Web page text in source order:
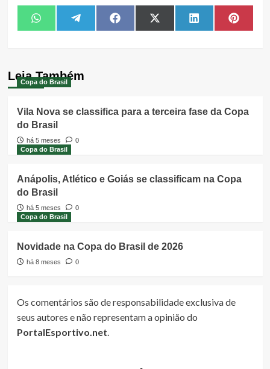
Share
on
WhatsAppShare
on
TelegramShare
on
FacebookShare
on
X
(Twitter)
Share
on
LinkedIn Share
on
Leia Também
Copa do Brasil
Vila Nova se classifica para a terceira fase da Copa
do Brasil
há 5 meses
0
Copa do Brasil
Anápolis, Atlético e Goiás se classificam na Copa
do Brasil
há 5 meses
0
Copa do Brasil
Novidade na Copa do Brasil de 2026
há 8 meses 0
Os comentários são de responsabilidade exclusiva de
seus autores e não representam a opinião do
PortalEsportivo.net.